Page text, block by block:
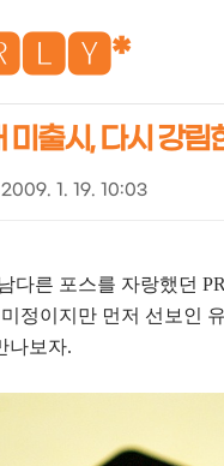
출시, 다시 강림
2009. 1. 19. 10:03
다른 포스를 자랑했던
정이지만 먼저 선보인
나보자.